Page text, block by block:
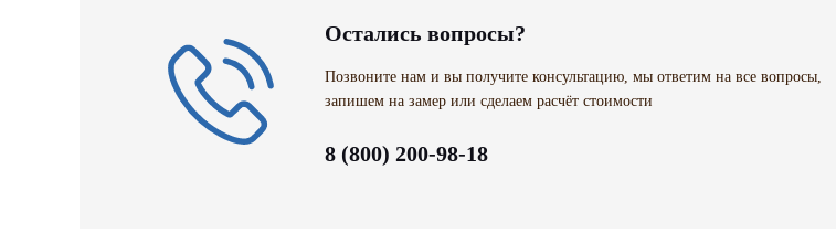
Остались вопросы?
Позвоните нам и вы получите консультацию, мы ответим на все вопросы,
запишем на замер или сделаем расчёт стоимости
8 (800) 200-98-18